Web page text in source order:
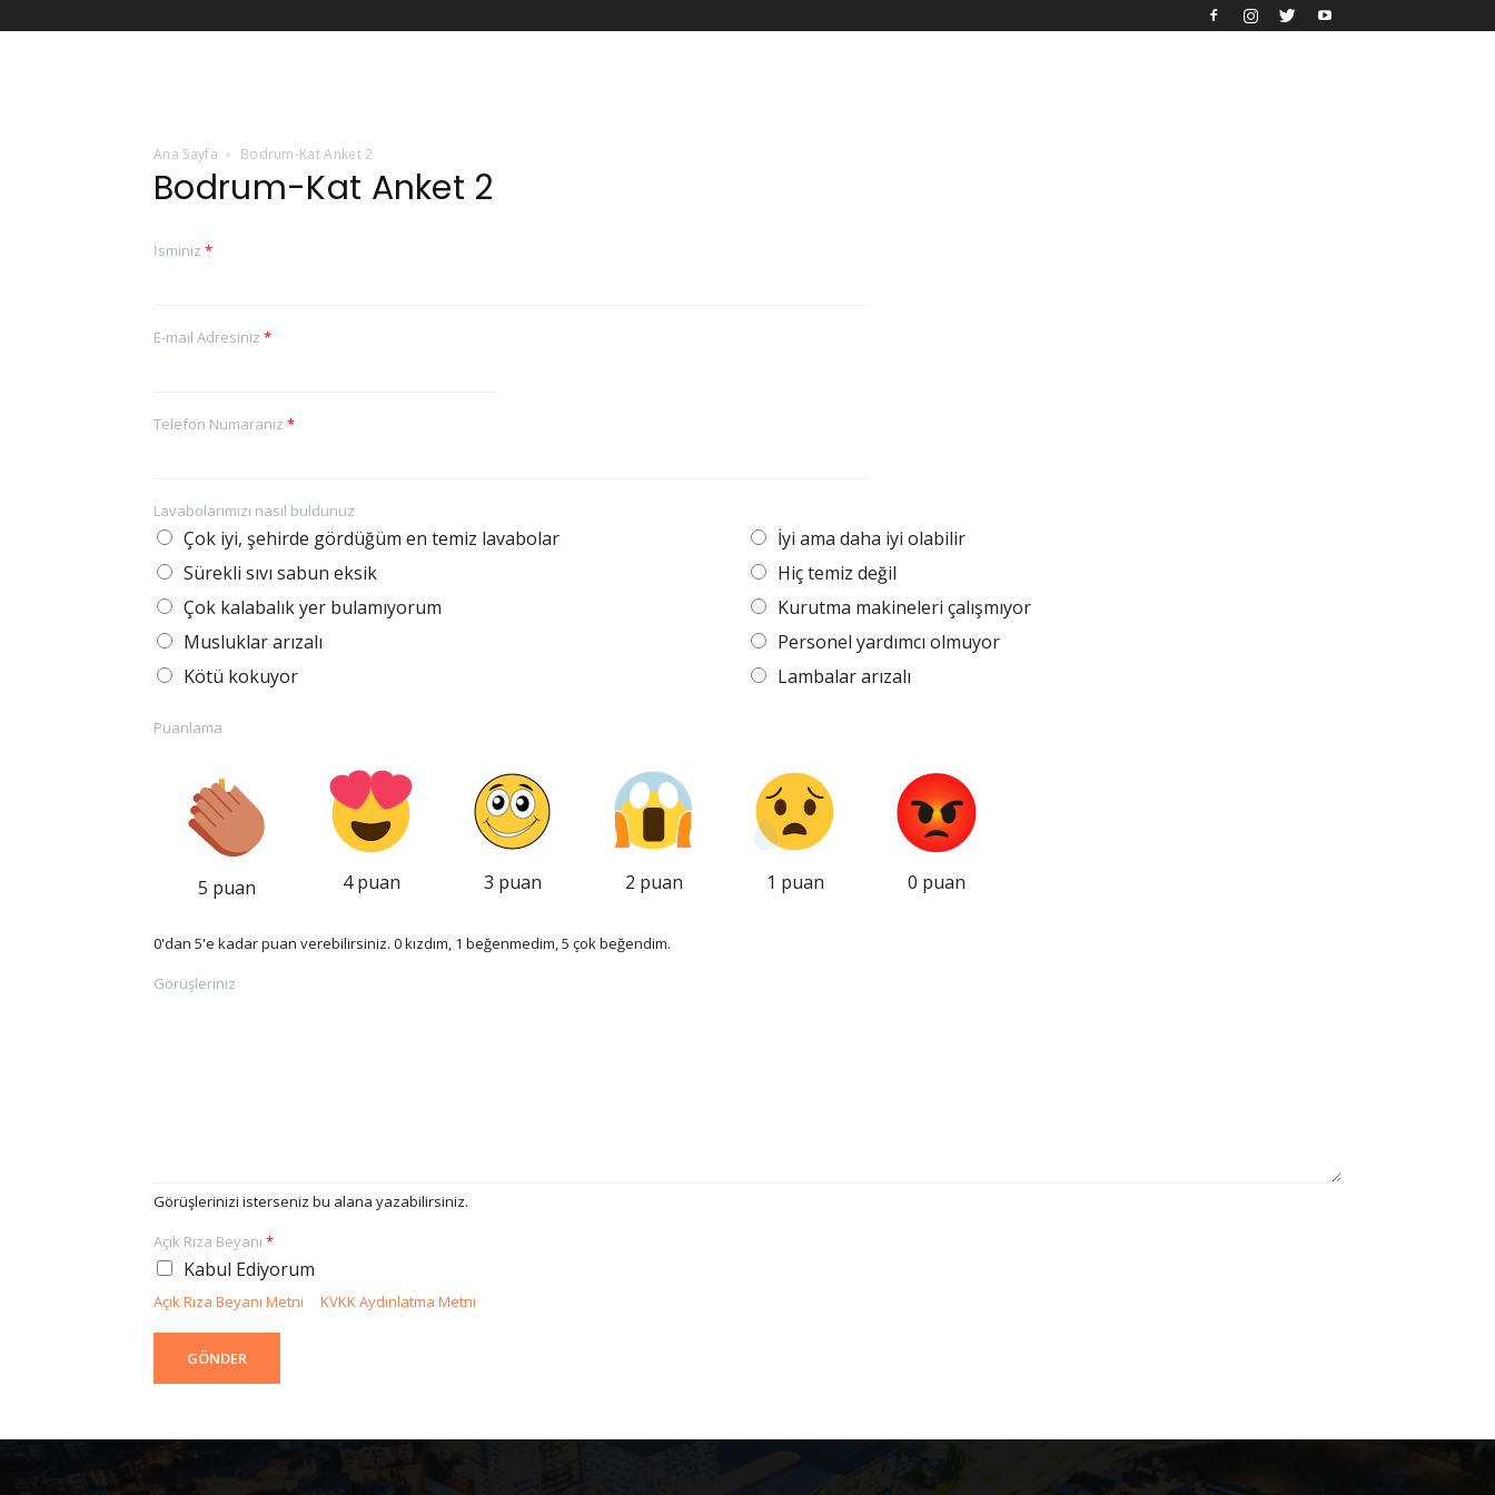
Ana Sayfa Bodrum-Kat Anket 2
Bodrum-Kat Anket 2
İsminiz *
E-mail Adresiniz *
Telefon Numaranız *
Lavabolarımızı nasıl buldunuz
Çok iyi, şehirde gördüğüm en temiz lavabolar
İyi ama daha iyi olabilir
Sürekli sıvı sabun eksik
Hiç temiz değil
Çok kalabalık yer bulamıyorum
Kurutma makineleri çalışmıyor
Musluklar arızalı
Personel yardımcı olmuyor
Kötü kokuyor
Lambalar arızalı
Puanlama
5 puan 4 puan 3 puan 2 puan 1 puan 0 puan
0'dan 5'e kadar puan verebilirsiniz. 0 kızdım, 1 beğenmedim, 5 çok beğendim.
Görüşleriniz
Görüşlerinizi isterseniz bu alana yazabilirsiniz.
Açık Rıza Beyanı *
Kabul Ediyorum
Açık Rıza Beyanı Metni KVKK Aydınlatma Metni
GÖNDER